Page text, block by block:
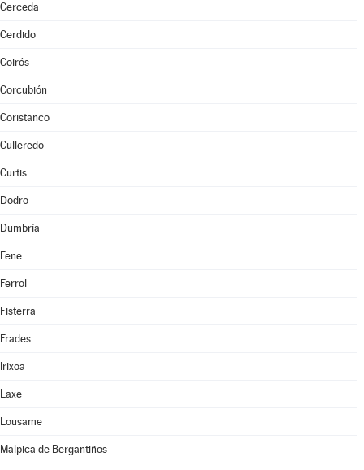
Cerceda
Cerdido
Coirós
Corcubión
Coristanco
Culleredo
Curtis
Dodro
Dumbría
Fene
Ferrol
Fisterra
Frades
Irixoa
Laxe
Lousame
Malpica de Bergantiños